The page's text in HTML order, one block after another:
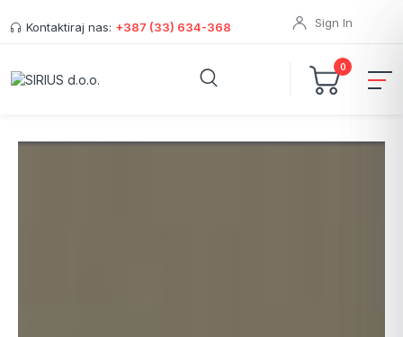
Kontaktiraj nas: +387 (33) 634-368 Sign In
0